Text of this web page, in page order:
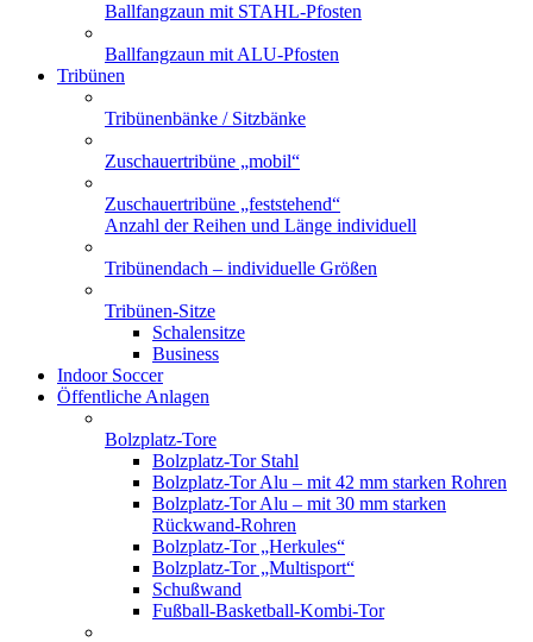
Ballfangzaun mit STAHL-Pfosten
Ballfangzaun mit ALU-Pfosten
Tribünen
Tribünenbänke / Sitzbänke
Zuschauertribüne „mobil“
Zuschauertribüne „feststehend“
Anzahl der Reihen und Länge individuell
Tribünendach – individuelle Größen
Tribünen-Sitze
Schalensitze
Business
Indoor Soccer
Öffentliche Anlagen
Bolzplatz-Tore
Bolzplatz-Tor Stahl
Bolzplatz-Tor Alu – mit 42 mm starken Rohren
Bolzplatz-Tor Alu – mit 30 mm starken
Rückwand-Rohren
Bolzplatz-Tor „Herkules“
Bolzplatz-Tor „Multisport“
Schußwand
Fußball-Basketball-Kombi-Tor